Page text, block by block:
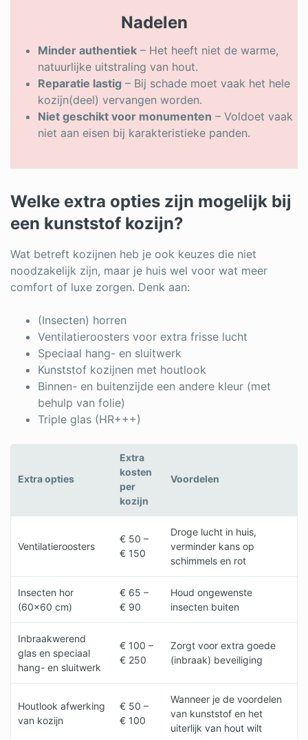
Nadelen
Minder authentiek – Het heeft niet de warme,
natuurlijke uitstraling van hout.
Reparatie lastig – Bij schade moet vaak het hele
kozijn(deel) vervangen worden.
Niet geschikt voor monumenten – Voldoet vaak
niet aan eisen bij karakteristieke panden.
Welke extra opties zijn mogelijk bij
een kunststof kozijn?
Wat betreft kozijnen heb je ook keuzes die niet
noodzakelijk zijn, maar je huis wel voor wat meer
comfort of luxe zorgen. Denk aan:
(Insecten) horren
Ventilatieroosters voor extra frisse lucht
Speciaal hang- en sluitwerk
Kunststof kozijnen met houtlook
Binnen- en buitenzijde een andere kleur (met
behulp van folie)
Triple glas (HR+++)
Extra opties
Extra
kosten
per
kozijn
Voordelen
Ventilatieroosters
€ 50 –
€ 150
Droge lucht in huis,
verminder kans op
schimmels en rot
Insecten hor
(60×60 cm)
€ 65 –
€ 90
Houd ongewenste
insecten buiten
Inbraakwerend
glas en speciaal
hang- en sluitwerk
€ 100 –
€ 250
Zorgt voor extra goede
(inbraak) beveiliging
Houtlook afwerking
van kozijn
€ 50 –
€ 100
Wanneer je de voordelen
van kunststof en het
uiterlijk van hout wilt